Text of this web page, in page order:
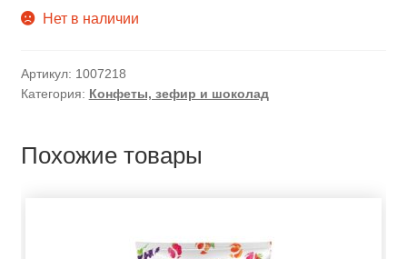
Нет в наличии
Артикул: 1007218
Категория: Конфеты, зефир и шоколад
Похожие товары